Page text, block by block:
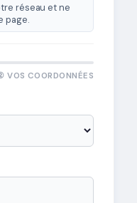
réseau et ne
page.
VOS COORDONNÉES